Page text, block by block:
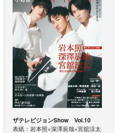
ザテレビジョンShow Vol.10
表紙：岩本照×深澤辰哉×宮舘涼太